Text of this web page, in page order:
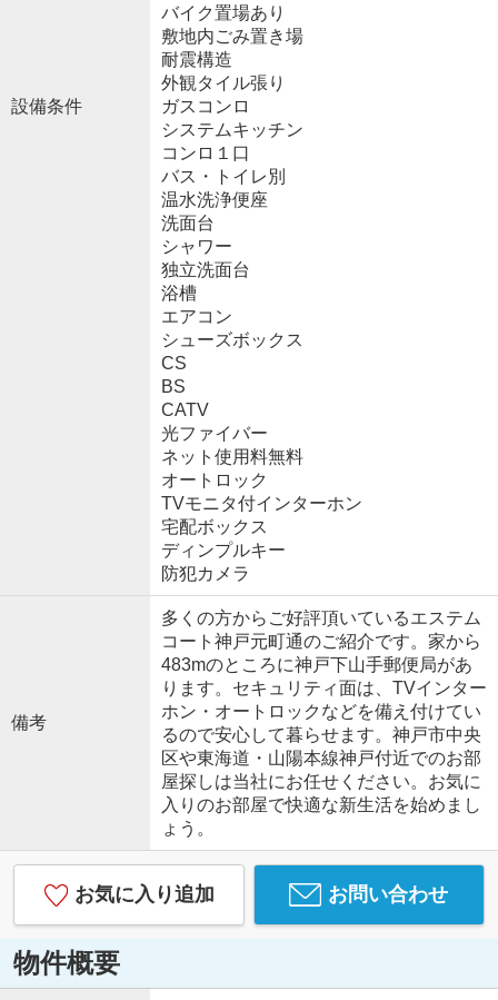
設備条件
バイク置場あり
敷地内ごみ置き場
耐震構造
外観タイル張り
ガスコンロ
システムキッチン
コンロ１口
バス・トイレ別
温水洗浄便座
洗面台
シャワー
独立洗面台
浴槽
エアコン
シューズボックス
CS
BS
CATV
光ファイバー
ネット使用料無料
オートロック
TVモニタ付インターホン
宅配ボックス
ディンプルキー
防犯カメラ
備考
多くの方からご好評頂いているエステム
コート神戸元町通のご紹介です。家から
483mのところに神戸下山手郵便局があ
ります。セキュリティ面は、TVインター
ホン・オートロックなどを備え付けてい
るので安心して暮らせます。神戸市中央
区や東海道・山陽本線神戸付近でのお部
屋探しは当社にお任せください。お気に
入りのお部屋で快適な新生活を始めまし
ょう。
お気に入り追加 お問い合わせ
物件概要